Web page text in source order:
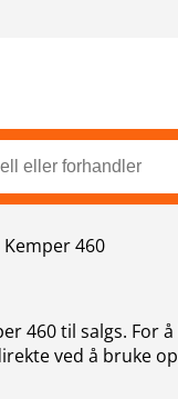
Kemper 460
460 til salgs. For
ved å bruke